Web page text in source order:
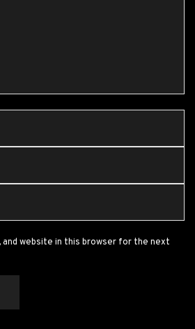
and website in this browser for the next